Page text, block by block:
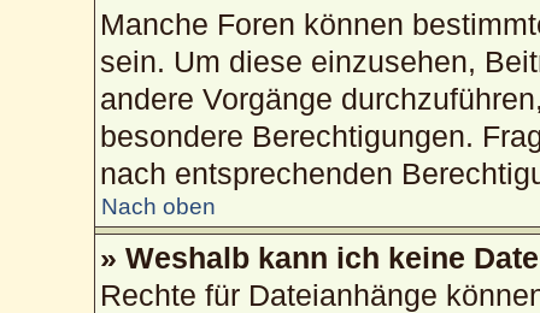
Manche Foren können
sein. Um diese einzusehen,
andere Vorgänge
besondere Berechtigungen.
nach entsprechenden
Nach oben
» Weshalb kann ich keine
Rechte für Dateianhänge